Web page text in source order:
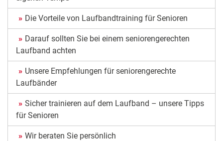
Die Vorteile von Laufbandtraining für Senioren
Darauf sollten Sie bei einem seniorengerechten
Laufband achten
Unsere Empfehlungen für seniorengerechte
Laufbänder
Sicher trainieren auf dem Laufband – unsere Tipps
für Senioren
Wir beraten Sie persönlich